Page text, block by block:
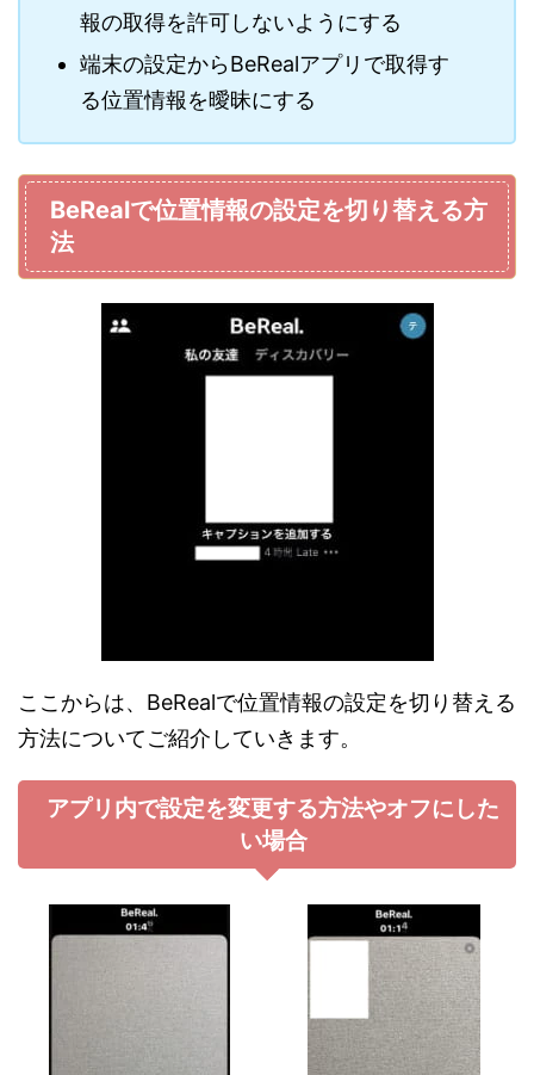
報の取得を許可しないようにする
端末の設定からBeRealアプリで取得す
る位置情報を曖昧にする
BeRealで位置情報の設定を切り替える方
法
ここからは、BeRealで位置情報の設定を切り替える
方法についてご紹介していきます。
アプリ内で設定を変更する方法やオフにした
い場合